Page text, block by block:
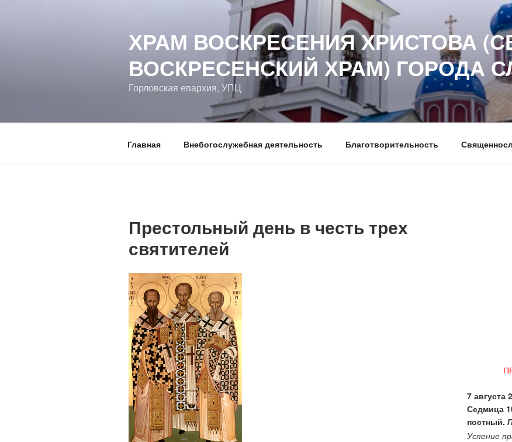
ХРАМ ВОСКРЕСЕНИЯ ХРИСТОВА
ВОСКРЕСЕНСКИЙ ХРАМ) ГОРОДА
Горловская епархия, УПЦ
Главная Внебогослужебная деятельность Благотворительность
Престольный день в честь трех
святителей
7 августа
Седмица
постный.
Успение